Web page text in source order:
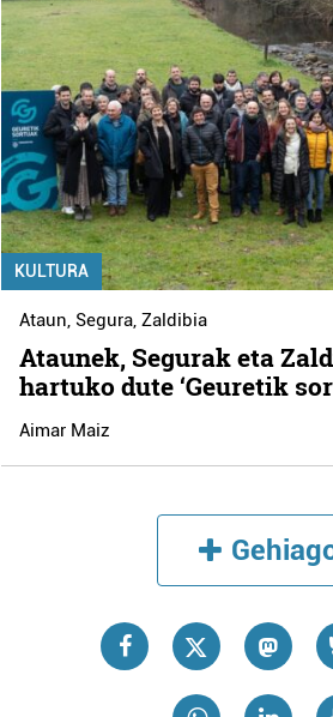
KULTURA
Ataun, Segura,Zaldibia
Ataunek, Segurak eta
hartuko dute ‘Geuretik
Aimar Maiz